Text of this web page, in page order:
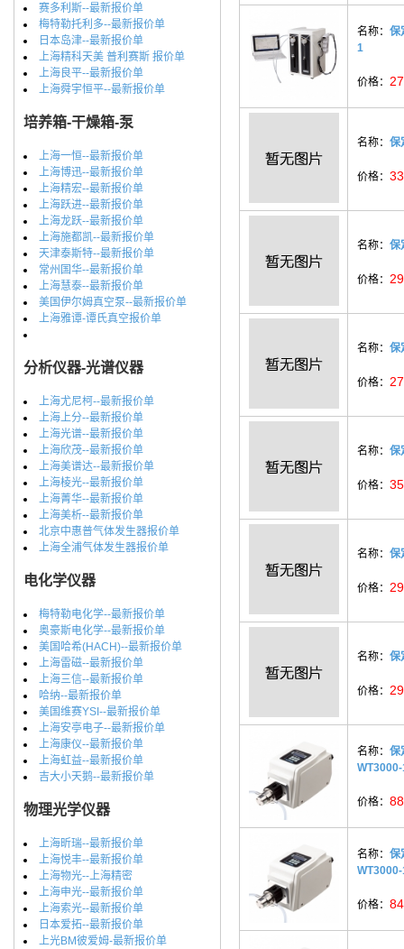
赛多利斯--最新报价单
梅特勒托利多--最新报价单
日本岛津--最新报价单
上海精科天美 普利赛斯 报价单
上海良平--最新报价单
上海舜宇恒平--最新报价单
培养箱-干燥箱-泵
上海一恒--最新报价单
上海博迅--最新报价单
上海精宏--最新报价单
上海跃进--最新报价单
上海龙跃--最新报价单
上海施都凯--最新报价单
天津泰斯特--最新报价单
常州国华--最新报价单
上海慧泰--最新报价单
美国伊尔姆真空泵--最新报价单
上海雅谭-谭氏真空报价单
分析仪器-光谱仪器
上海尤尼柯--最新报价单
上海上分--最新报价单
上海光谱--最新报价单
上海欣茂--最新报价单
上海美谱达--最新报价单
上海棱光--最新报价单
上海菁华--最新报价单
上海美析--最新报价单
北京中惠普气体发生器报价单
上海全浦气体发生器报价单
电化学仪器
梅特勒电化学--最新报价单
奥豪斯电化学--最新报价单
美国哈希(HACH)--最新报价单
上海雷磁--最新报价单
上海三信--最新报价单
哈纳--最新报价单
美国维赛YSI--最新报价单
上海安亭电子--最新报价单
上海康仪--最新报价单
上海虹益--最新报价单
吉大小天鹅--最新报价单
物理光学仪器
上海昕瑞--最新报价单
上海悦丰--最新报价单
上海物光--上海精密
上海申光--最新报价单
上海索光--最新报价单
日本爱拓--最新报价单
上光BM彼爱姆-最新报价单
名称： 保
1
价格：
名称： 保
价格：
名称： 保
价格：
名称： 保
价格：
名称： 保
价格：
名称： 保
价格：
名称： 保
价格：
名称： 保
价格：
名称： 保
价格：